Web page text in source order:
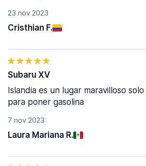
23 nov 2023
Cristhian F.
7 nov 2023
Laura Mariana R.
Subaru XV
Islandia es un lugar maravilloso
para poner gasolina